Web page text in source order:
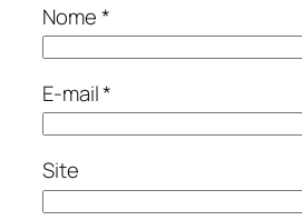
Nome*
E-mail*
Site